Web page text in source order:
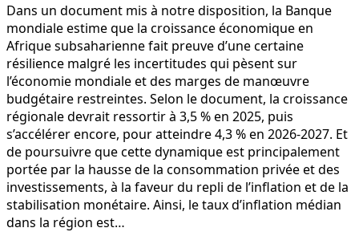
Dans un document mis à notre disposition, la Banque
mondiale estime que la croissance économique en
Afrique subsaharienne fait preuve d’une certaine
résilience malgré les incertitudes qui pèsent sur
l’économie mondiale et des marges de manœuvre
budgétaire restreintes. Selon le document, la croissance
régionale devrait ressortir à 3,5 % en 2025, puis
s’accélérer encore, pour atteindre 4,3 % en 2026-2027. Et
de poursuivre que cette dynamique est principalement
portée par la hausse de la consommation privée et des
investissements, à la faveur du repli de l’inflation et de la
stabilisation monétaire. Ainsi, le taux d’inflation médian
dans la région est…